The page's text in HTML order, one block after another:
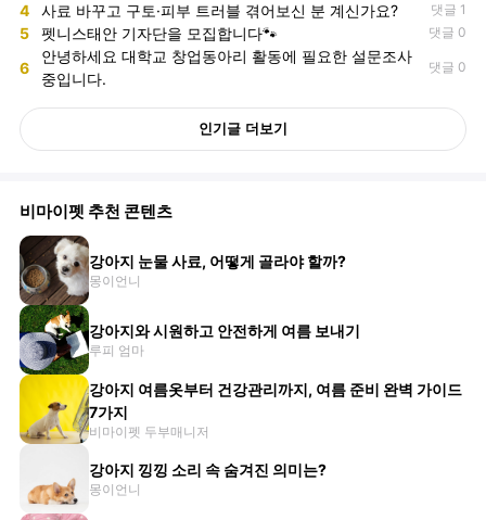
4 사료 바꾸고 구토·피부 트러블 겪어보신 분 계신가요? 댓글 1
5 펫니스태안 기자단을 모집합니다🐾 댓글 0
6
안녕하세요 대학교 창업동아리 활동에 필요한 설문조사
중입니다.
댓글 0
인기글 더보기
비마이펫 추천 콘텐츠
강아지 눈물 사료, 어떻게 골라야 할까?
몽이언니
강아지와 시원하고 안전하게 여름 보내기
루피 엄마
강아지 여름옷부터 건강관리까지, 여름 준비 완벽 가이드
7가지
비마이펫 두부매니저
강아지 낑낑 소리 속 숨겨진 의미는?
몽이언니